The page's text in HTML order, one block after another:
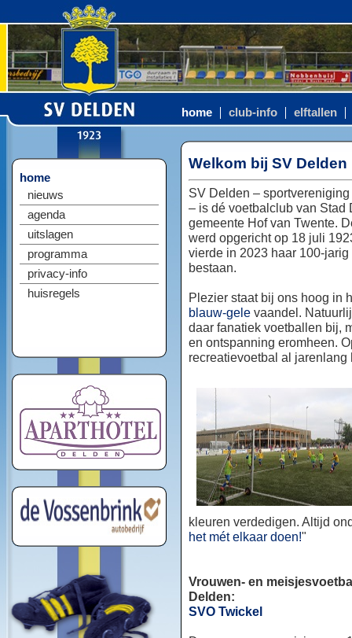
home club-info elftallen
home
nieuws
agenda
uitslagen
programma
privacy-info
huisregels
Welkom bij SV Delden
SV Delden –
– is dé voetbalclub van Stad
gemeente Hof van Twente.
werd opgericht op 18 juli
vierde in 2023 haar 100-jarig
bestaan.
Plezier staat bij ons hoog in
blauw-gele vaandel.
daar fanatiek voetballen bij,
en ontspanning eromheen.
recreatievoetbal al jarenlang
kleuren verdedigen. Altijd
het mét elkaar doen!"
Vrouwen- en
Delden:
SVO Twickel